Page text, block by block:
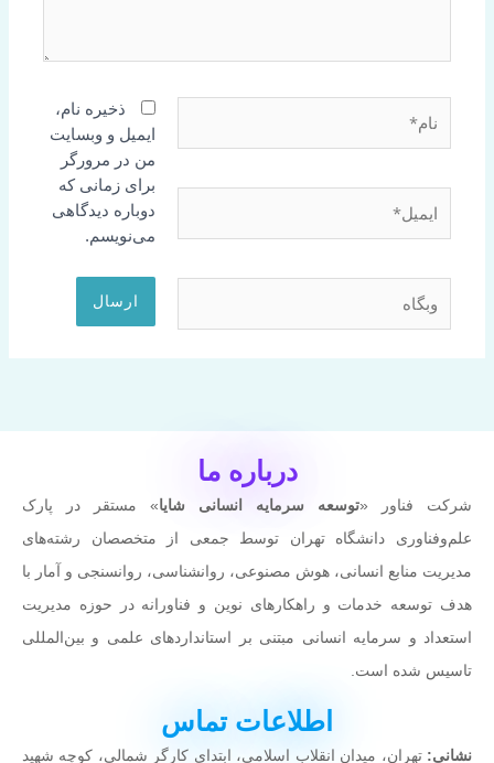
ذخیره نام،
ایمیل و وبسایت
من در مرورگر
برای زمانی که
دوباره دیدگاهی
می‌نویسم.
درباره ما
شرکت فناور «توسعه سرمایه انسانی شایا» مستقر در پارک
علم‌وفناوری دانشگاه تهران توسط جمعی از متخصصان رشته‌های
مدیریت منابع انسانی، هوش مصنوعی، روانشناسی، روانسنجی و آمار با
هدف توسعه خدمات و راهکارهای نوین و فناورانه در حوزه مدیریت
استعداد و سرمایه انسانی مبتنی بر استانداردهای علمی و بین‌المللی
تاسیس شده است.
اطلاعات تماس
نشانی: تهران، میدان انقلاب اسلامی، ابتدای کارگر شمالی، کوچه شهيد